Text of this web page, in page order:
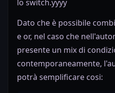
lo switch.yyyy
Dato che è possibile
e or, nel caso che
presente un mix di
contemporaneamente,
potrà semplificare cosi: